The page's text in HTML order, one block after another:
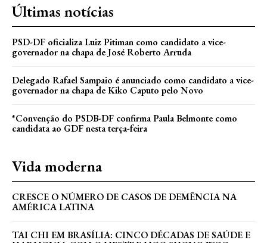
Últimas notícias
PSD-DF oficializa Luiz Pitiman como candidato a vice-
governador na chapa de José Roberto Arruda
Delegado Rafael Sampaio é anunciado como candidato a vice-
governador na chapa de Kiko Caputo pelo Novo
*Convenção do PSDB-DF confirma Paula Belmonte como
candidata ao GDF nesta terça-feira
Vida moderna
CRESCE O NÚMERO DE CASOS DE DEMÊNCIA NA
AMÉRICA LATINA
TAI CHI EM BRASÍLIA: CINCO DÉCADAS DE SAÚDE E